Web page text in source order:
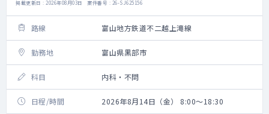
掲載更新日 : 2026年08月03日 案件番号 : 26-SJ625156
路線 富山地方鉄道不二越上滝線
勤務地 富山県黒部市
科目 内科・不問
日程/時間 2026年8月14日（金） 8:00～18:30